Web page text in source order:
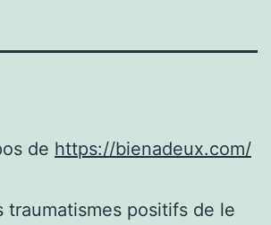
de https://bienadeux.com/
traumatismes positifs de le